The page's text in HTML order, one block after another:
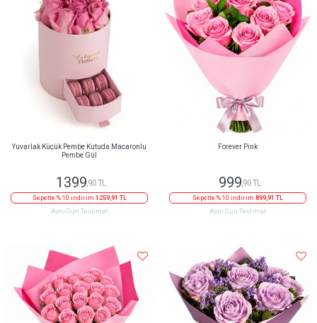
Yuvarlak Küçük Pembe Kutuda Macaronlu
Pembe Gül
1399 ,90 TL
Sepette % 10 indirim 1259,91 TL
Aynı Gün Teslimat
Forever Pink
999,90 TL
Sepette % 10 indirim 899,91 TL
Aynı Gün Teslimat